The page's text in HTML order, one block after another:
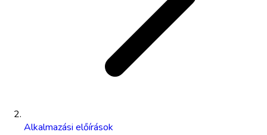
Alkalmazási előírások